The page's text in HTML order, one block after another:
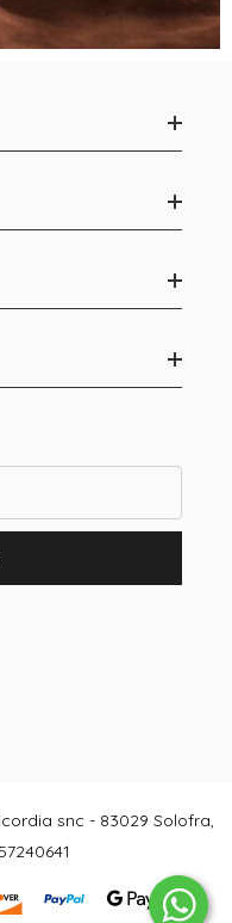
snc - 83029 Solofra,